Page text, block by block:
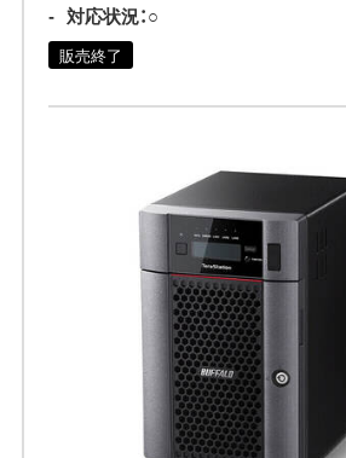
- 対応状況：○
販売終了